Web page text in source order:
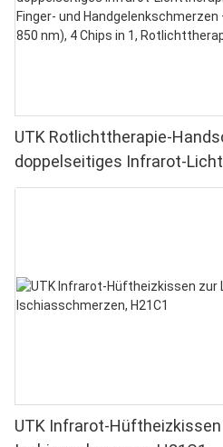
UTK Rotlichttherapie-
doppelseitiges Infrarot-
Linderung von Finger- und
UTK Infrarot-Hüftheizkissen